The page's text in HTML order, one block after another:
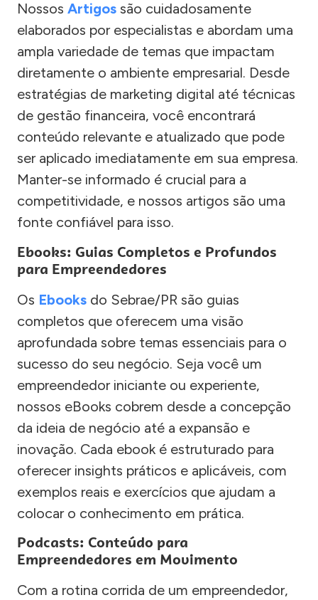
Nossos Artigos são cuidadosamente
elaborados por especialistas e abordam uma
ampla variedade de temas que impactam
diretamente o ambiente empresarial. Desde
estratégias de marketing digital até técnicas
de gestão financeira, você encontrará
conteúdo relevante e atualizado que pode
ser aplicado imediatamente em sua empresa.
Manter-se informado é crucial para a
competitividade, e nossos artigos são uma
fonte confiável para isso.
Ebooks: Guias Completos e Profundos
para Empreendedores
Os Ebooks do Sebrae/PR são guias
completos que oferecem uma visão
aprofundada sobre temas essenciais para o
sucesso do seu negócio. Seja você um
empreendedor iniciante ou experiente,
nossos eBooks cobrem desde a concepção
da ideia de negócio até a expansão e
inovação. Cada ebook é estruturado para
oferecer insights práticos e aplicáveis, com
exemplos reais e exercícios que ajudam a
colocar o conhecimento em prática.
Podcasts: Conteúdo para
Empreendedores em Movimento
Com a rotina corrida de um empreendedor,